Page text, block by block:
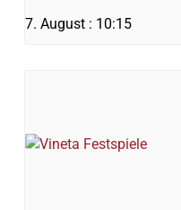
7. August : 10:15